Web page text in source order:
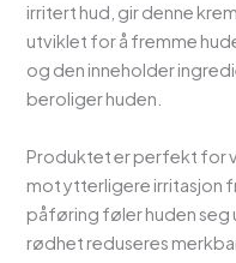
irritert hud, gir denne
utviklet for å fremme
og den inneholder
beroliger huden.
Produktet er perfekt for
mot ytterligere irritasjon
påføring føler huden
rødhet reduseres